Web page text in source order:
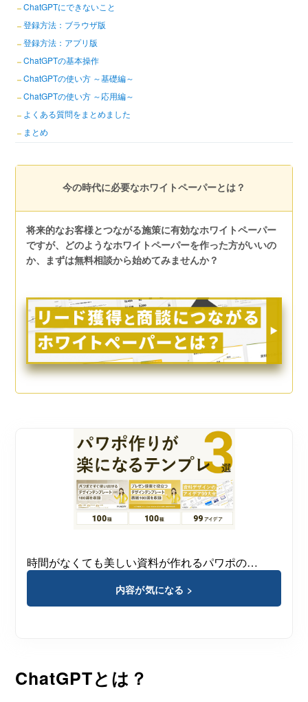
ChatGPTにできないこと
登録方法：ブラウザ版
登録方法：アプリ版
ChatGPTの基本操作
ChatGPTの使い方 ～基礎編～
ChatGPTの使い方 ～応用編～
よくある質問をまとめました
まとめ
今の時代に必要なホワイトペーパーとは？
将来的なお客様とつながる施策に有効なホワイトペーパー
ですが、どのようなホワイトペーパーを作った方がいいの
か、まずは無料相談から始めてみませんか？
時間がなくても美しい資料が作れるパワポの…
内容が気になる >
ChatGPTとは？